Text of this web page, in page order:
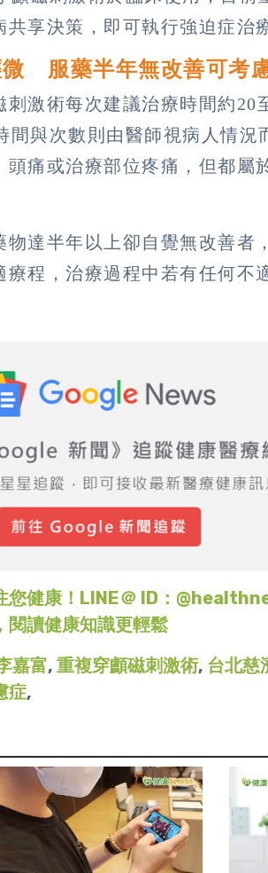
享決策，即可執行強迫症治
服藥半年無改善可考
激術每次建議治療時間約20
間與次數則由醫師視病人情況
痛或治療部位疼痛，但都屬
達半年以上卻自覺無改善者
程，治療過程中若有任何不
您健康！LINE＠ ID：
閱讀健康知識更輕鬆
嘉富, 重複穿顱磁刺激術, 台北慈
症,